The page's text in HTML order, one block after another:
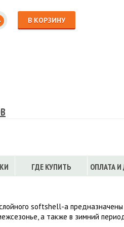
ТРУСЫ
ЮБКИ, ПЛАТЬЯ
В КОРЗИНУ
ГДЕ КУПИТЬ ОПЛАТА
softshell-a
а также в зимний